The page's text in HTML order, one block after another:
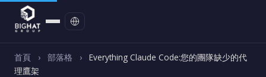
首頁 › 部落格 ›
Everything Claude Code:您的團隊缺少的代
理鷹架